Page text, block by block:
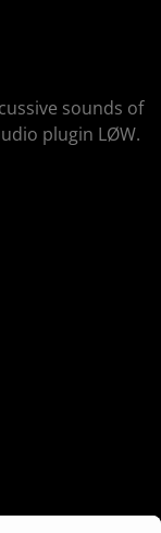
sounds of
plugin LØW.